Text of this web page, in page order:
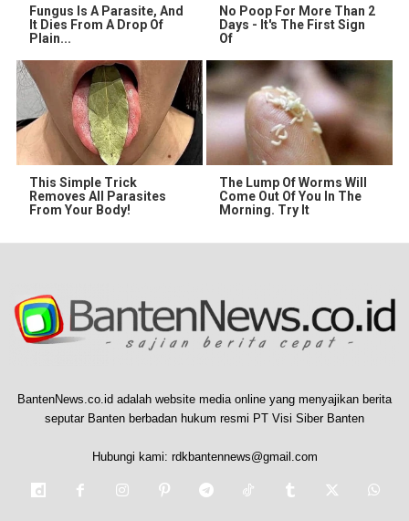
Fungus Is A Parasite, And
It Dies From A Drop Of
Plain...
No Poop For More Than 2
Days - It's The First Sign
Of
This Simple Trick
Removes All Parasites
From Your Body!
The Lump Of Worms Will
Come Out Of You In The
Morning. Try It
BantenNews.co.id adalah website media online yang menyajikan berita
seputar Banten berbadan hukum resmi PT Visi Siber Banten
Hubungi kami: rdkbantennews@gmail.com